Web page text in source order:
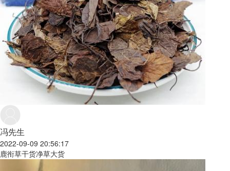
冯先生
2022-09-09 20:56:17
鹿衔草干货净草大货